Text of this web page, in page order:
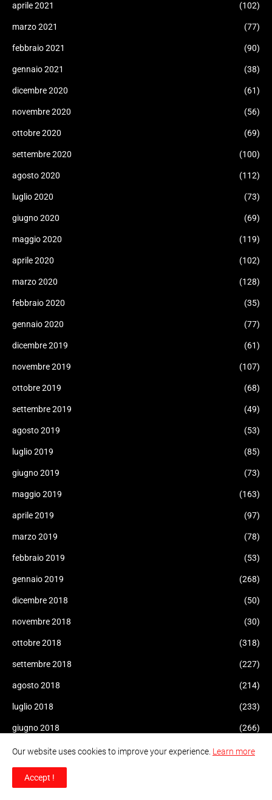
aprile 2021 (102)
marzo 2021 (77)
febbraio 2021 (90)
gennaio 2021 (38)
dicembre 2020 (61)
novembre 2020 (56)
ottobre 2020 (69)
settembre 2020 (100)
agosto 2020 (112)
luglio 2020 (73)
giugno 2020 (69)
maggio 2020 (119)
aprile 2020 (102)
marzo 2020 (128)
febbraio 2020 (35)
gennaio 2020 (77)
dicembre 2019 (61)
novembre 2019 (107)
ottobre 2019 (68)
settembre 2019 (49)
agosto 2019 (53)
luglio 2019 (85)
giugno 2019 (73)
maggio 2019 (163)
aprile 2019 (97)
marzo 2019 (78)
febbraio 2019 (53)
gennaio 2019 (268)
dicembre 2018 (50)
novembre 2018 (30)
ottobre 2018 (318)
settembre 2018 (227)
agosto 2018 (214)
luglio 2018 (233)
giugno 2018 (266)
maggio 2018 (203)
aprile 2018
Our website uses cookies to improve your experience. Learn more
Accept !